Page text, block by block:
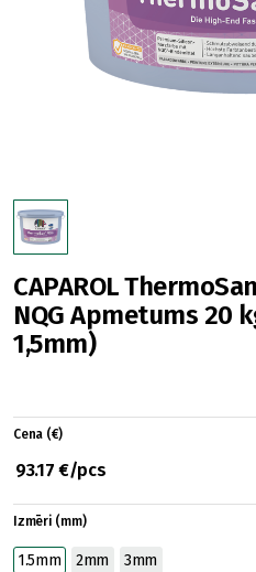
CAPAROL
NQG Apmetums 20
1,5mm)
Cena (€)
93.17 €/pcs
Izmēri (mm)
1.5mm 2mm 3mm